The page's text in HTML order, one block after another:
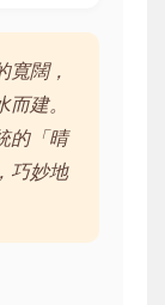
闊，
建。
的「晴
巧妙地